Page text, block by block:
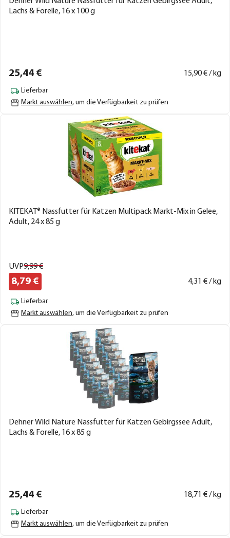
Lachs & Forelle, 16 x 100 g
25,44 € 15,90€ / kg
Lieferbar
Markt auswählen, um die Verfügbarkeit zu prüfen
KITEKAT® Nassfutter für Katzen Multipack Markt-Mix in Gelee,
Adult, 24 x 85 g
UVP9,99€
8,79 € 4,31 € / kg
Lieferbar
Markt auswählen, um die Verfügbarkeit zu prüfen
Dehner Wild Nature Nassfutter für Katzen Gebirgssee Adult,
Lachs & Forelle, 16 x 85 g
25,44 € 18,71 € / kg
Lieferbar
Markt auswählen, um die Verfügbarkeit zu prüfen